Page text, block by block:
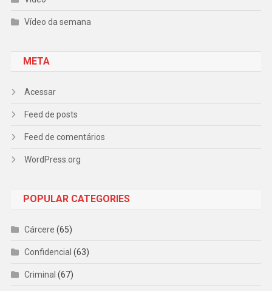
Vídeo da semana
META
Acessar
Feed de posts
Feed de comentários
WordPress.org
POPULAR CATEGORIES
Cárcere (65)
Confidencial (63)
Criminal (67)